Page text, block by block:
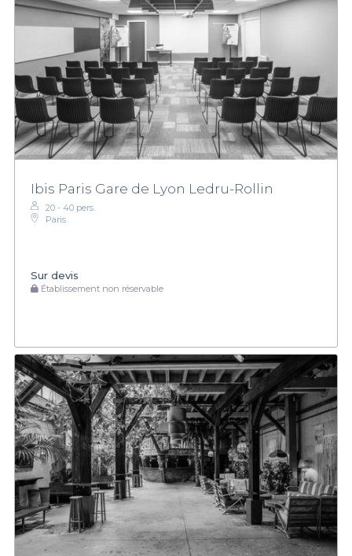
Ibis Paris Gare de Lyon Ledru-Rollin
20 - 40 pers.
Paris
Sur devis
Établissement non réservable